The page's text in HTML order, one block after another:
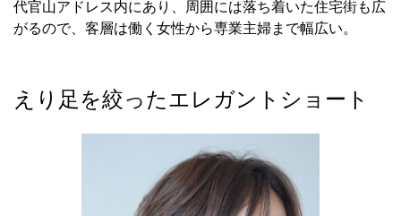
代官山アドレス内にあり、周囲には落ち着いた住宅街も広
がるので、客層は働く女性から専業主婦まで幅広い。
えり足を絞ったエレガントショート